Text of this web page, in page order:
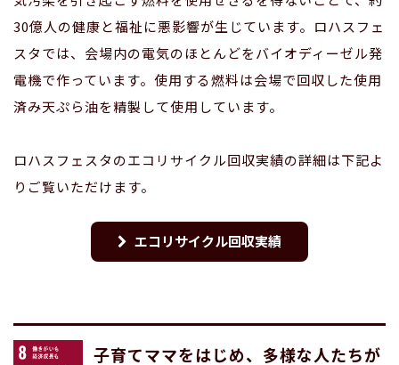
30億人の健康と福祉に悪影響が生じています。ロハスフェ
スタでは、会場内の電気のほとんどをバイオディーゼル発
電機で作っています。使用する燃料は会場で回収した使用
済み天ぷら油を精製して使用しています。
ロハスフェスタのエコリサイクル回収実績の詳細は下記よ
りご覧いただけます。
エコリサイクル回収実績
子育てママをはじめ、多様な人たちが